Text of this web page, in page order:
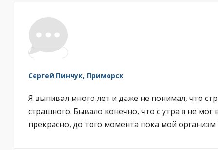
Сергей Пинчук, Приморск
Я выпивал много лет и даже не понимал, что
страшного. Бывало конечно, что с утра я не
прекрасно, до того момента пока мой организм